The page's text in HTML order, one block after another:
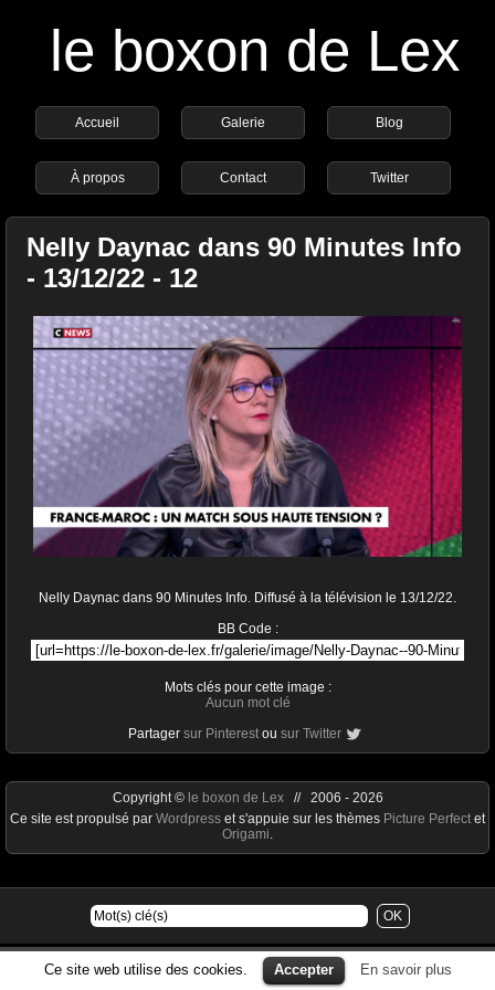
le boxon de Lex
Accueil Galerie Blog
À propos Contact Twitter
Nelly Daynac dans 90 Minutes Info
- 13/12/22 - 12
Nelly Daynac dans 90 Minutes Info. Diffusé à la télévision le 13/12/22.
BB Code :
Mots clés pour cette image :
Aucun mot clé
Partager sur Pinterest ou sur Twitter
Ce site web utilise des cookies. Accepter En savoir plus
Copyright © le boxon de Lex// 2006 - 2026
Ce site est propulsé par Wordpress et s'appuie sur les thèmes Picture Perfect et
Origami.